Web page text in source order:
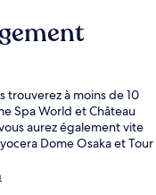
trouverez à moins de 10
Spa World et Château
aurez également vite
Dome Osaka et Tour